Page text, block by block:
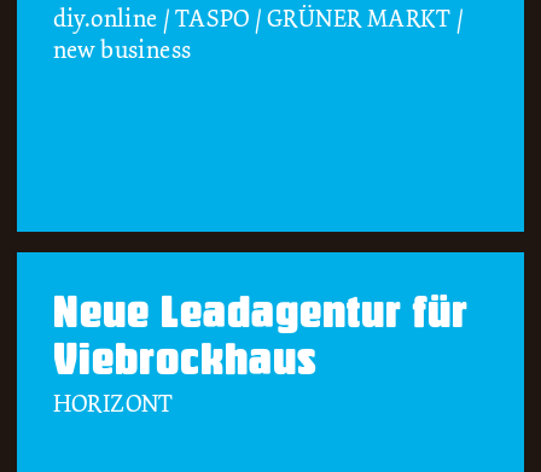
diy.online / TASPO / GRÜNER MARKT /
new business
Neue Leadagentur für
Viebrockhaus
HORIZONT